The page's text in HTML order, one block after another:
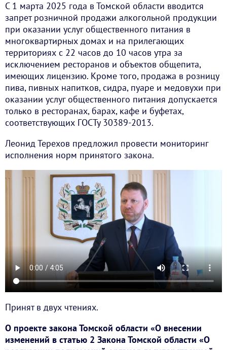
С 1 марта 2025 года в Томской области вводится
запрет розничной продажи алкогольной продукции
при оказании услуг общественного питания в
многоквартирных домах и на прилегающих
территориях с 22 часов до 10 часов утра за
исключением ресторанов и объектов общепита,
имеющих лицензию. Кроме того, продажа в розницу
пива, пивных напитков, сидра, пуаре и медовухи при
оказании услуг общественного питания допускается
только в ресторанах, барах, кафе и буфетах,
соответствующих ГОСТу 30389-2013.
Леонид Терехов предложил провести мониторинг
исполнения норм принятого закона.
Принят в двух чтениях.
О проекте закона Томской области «О внесении
изменений в статью 2 Закона Томской области «О